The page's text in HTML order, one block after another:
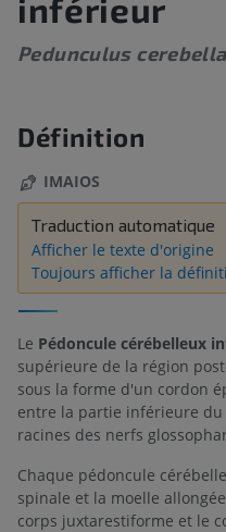
inférieur
Pedunculus
Définition
IMAIOS
Traduction automatique
Afficher le texte d'origine
Toujours afficher la
Le Pédoncule cérébelleux
supérieure de la région
sous la forme d'un cordon
entre la partie inférieure
racines des nerfs
Chaque pédoncule
spinale et la moelle
corps juxtarestiforme et le